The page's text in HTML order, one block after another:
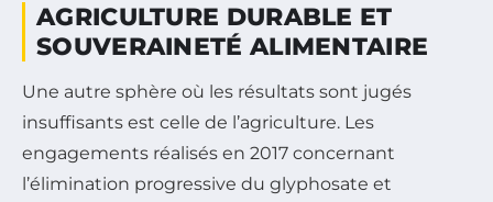
AGRICULTURE DURABLE ET
SOUVERAINETÉ ALIMENTAIRE
Une autre sphère où les résultats sont jugés
insuffisants est celle de l’agriculture. Les
engagements réalisés en 2017 concernant
l’élimination progressive du glyphosate et